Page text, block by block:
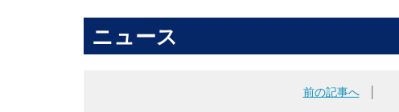
ニュース
前の記事へ│